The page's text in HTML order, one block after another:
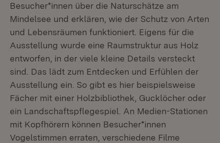
Besucher*innen über die Naturschätze am
Mindelsee und erklären, wie der Schutz von Arten
und Lebensräumen funktioniert. Eigens für die
Ausstellung wurde eine Raumstruktur aus Holz
entworfen, in der viele kleine Details versteckt
sind. Das lädt zum Entdecken und Erfühlen der
Ausstellung ein. So gibt es hier beispielsweise
Fächer mit einer Holzbibliothek, Gucklöcher oder
ein Landschaftspflegespiel. An Medien-Stationen
mit Kopfhörern können Besucher*innen
Vogelstimmen erraten, verschiedene Filme